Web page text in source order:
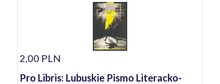
2,00 PLN
Pro Libris: Lubuskie Pismo Literacko-